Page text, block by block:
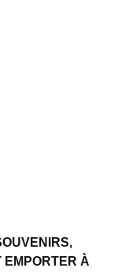
EMPORTER À